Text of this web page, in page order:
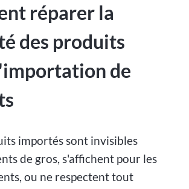
réparer la
des produits
de
importés sont invisibles
de gros, s'affichent pour les
ou ne respectent tout